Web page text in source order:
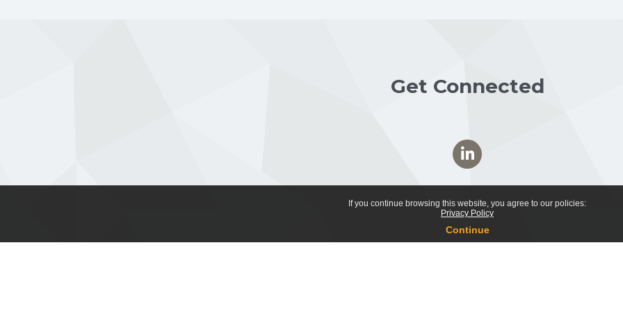
Get Connected
If you continue browsing this website, you agree to our policies:
Privacy Policy
Continue